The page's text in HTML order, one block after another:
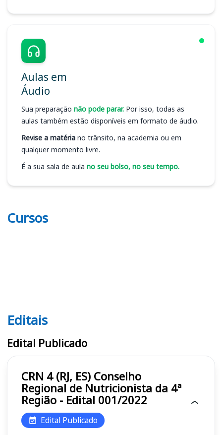
Aulas em
Áudio
Sua preparação não pode parar. Por isso, todas as
aulas também estão disponíveis em formato de áudio.
Revise a matéria no trânsito, na academia ou em
qualquer momento livre.
É a sua sala de aula no seu bolso, no seu tempo.
Cursos
Editais CRN 4 (RJ, ES)
Editais
Edital Publicado
CRN 4 (RJ, ES) Conselho
Regional de Nutricionista da 4ª
Região - Edital 001/2022
Edital Publicado